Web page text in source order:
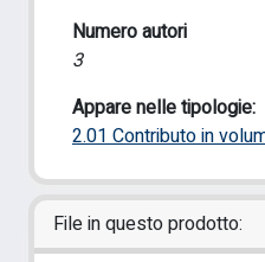
Numero autori
3
Appare nelle tipologie:
2.01 Contributo in
File in questo prodotto: